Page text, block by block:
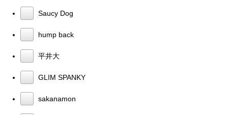
Saucy Dog
hump back
平井大
GLIM SPANKY
sakanamon